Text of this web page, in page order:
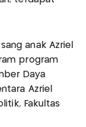
anak Azriel
program
Daya
Azriel
Fakultas